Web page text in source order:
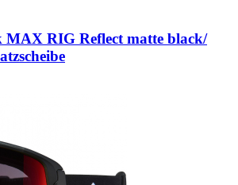
MAX RIG Reflect matte black/